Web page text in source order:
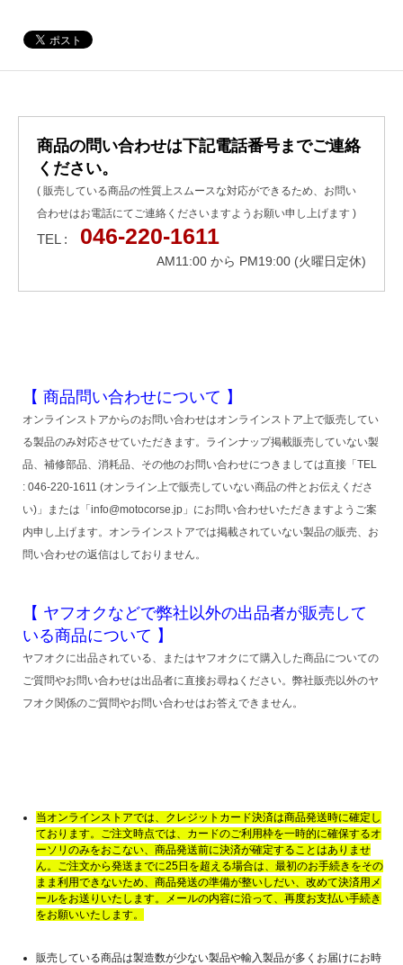
商品の問い合わせは下記電話番号までご連絡
ください。
( 販売している商品の性質上スムースな対応ができるため、お問い
合わせはお電話にてご連絡くださいますようお願い申し上げます )
TEL : 046-220-1611
AM11:00 から PM19:00 (火曜日定休)
【 商品問い合わせについて 】
オンラインストアからのお問い合わせはオンラインストア上で販売してい
る製品のみ対応させていただきます。ラインナップ掲載販売していない製
品、補修部品、消耗品、その他のお問い合わせにつきましては直接「TEL
: 046-220-1611 (オンライン上で販売していない商品の件とお伝えくださ
い)」または「info@motocorse.jp」にお問い合わせいただきますようご案
内申し上げます。オンラインストアでは掲載されていない製品の販売、お
問い合わせの返信はしておりません。
【 ヤフオクなどで弊社以外の出品者が販売して
いる商品について 】
ヤフオクに出品されている、またはヤフオクにて購入した商品についての
ご質問やお問い合わせは出品者に直接お尋ねください。弊社販売以外のヤ
フオク関係のご質問やお問い合わせはお答えできません。
当オンラインストアでは、クレジットカード決済は商品発送時に確定し
ております。ご注文時点では、カードのご利用枠を一時的に確保するオ
ーソリのみをおこない、商品発送前に決済が確定することはありませ
ん。ご注文から発送までに25日を超える場合は、最初のお手続きをその
まま利用できないため、商品発送の準備が整いしだい、改めて決済用メ
ールをお送りいたします。メールの内容に沿って、再度お支払い手続き
をお願いいたします。
販売している商品は製造数が少ない製品や輸入製品が多くお届けにお時